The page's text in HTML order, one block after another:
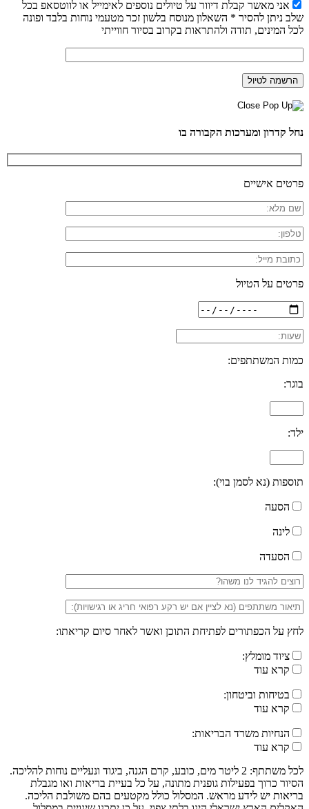
אני מאשר קבלת דיוור על טיולים נוספים לאימייל או לווטסאפ בכל
שלב ניתן להסיר * השאלון מנוסח בלשון זכר מטעמי נוחות בלבד ופונה
לכל המינים, תודה ולהתראות בקרוב בסיור חווייתי
נחל קדרון ומערכות הקבורה בו
פרטים אישיים
פרטים על הטיול
כמות המשתתפים:
בוגר:
ילד:
תוספות (נא לסמן בוי):
הסעה
לינה
הסעדה
לחץ על הכפתורים לפתיחת התוכן ואשר לאחר סיום קריאתו:
ציוד מומלץ:
קרא עוד
בטיחות וביטחון:
קרא עוד
הנחיות משרד הבריאות:
קרא עוד
לכל משתתף: 2 ליטר מים, כובע, קרם הגנה, ביגוד ונעליים נוחות להליכה.
הסיור כרוך בפעילות גופנית מתונה, על כל בעיית בריאות ואו מגבלת
בריאות יש לידע מראש. המסלול כולל מקטעים בהם משולבת הליכה.